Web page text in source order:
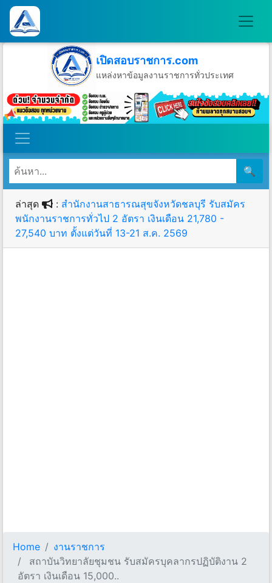
เปิดสอบราชการ.com
แหล่งหาข้อมูลงานราชการทั่วประเทศ
วันจันทร์ที่ 10 เดือนสิงหาคม พ.ศ.2569
🔍
ล่าสุด : สำนักงานสาธารณสุขจังหวัดชลบุรี รับสมัคร
พนักงานราชการทั่วไป 2 อัตรา เงินเดือน 21,780 -
27,540 บาท ตั้งแต่วันที่ 13-21 ส.ค. 2569
Home
งานราชการ
สถาบันวิทยาลัยชุมชน รับสมัครบุคลากรปฏิบัติงาน 2
อัตรา เงินเดือน 15,000..